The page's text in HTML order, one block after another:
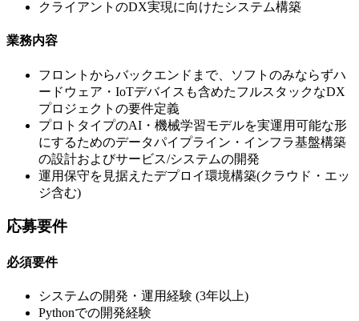
クライアントのDX実現に向けたシステム構築
業務内容
フロントからバックエンドまで、ソフトのみならずハ
ードウェア・IoTデバイスも含めたフルスタックなDX
プロジェクトの要件定義
プロトタイプのAI・機械学習モデルを実運用可能な形
にするためのデータパイプライン・インフラ基盤構築
の設計およびサービス/システムの開発
運用保守を見据えたデプロイ環境構築(クラウド・エッ
ジ含む)
応募要件
必須要件
システムの開発・運用経験 (3年以上)
Pythonでの開発経験